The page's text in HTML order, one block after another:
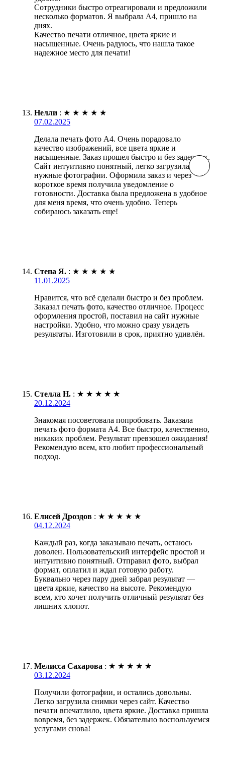
Сотрудники быстро отреагировали и предложили
несколько форматов. Я выбрала А4, пришло на
днях.
Качество печати отличное, цвета яркие и
насыщенные. Очень радуюсь, что нашла такое
надежное место для печати!
Нелли : ★ ★ ★ ★ ★
07.02.2025
Делала печать фото А4. Очень порадовало
качество изображений, все цвета яркие и
насыщенные. Заказ прошел быстро и без задержек.
Сайт интуитивно понятный, легко загрузила
нужные фотографии. Оформила заказ и через
короткое время получила уведомление о
готовности. Доставка была предложена в удобное
для меня время, что очень удобно. Теперь
собираюсь заказать еще!
Степа Я. : ★ ★ ★ ★ ★
11.01.2025
Нравится, что всё сделали быстро и без проблем.
Заказал печать фото, качество отличное. Процесс
оформления простой, поставил на сайт нужные
настройки. Удобно, что можно сразу увидеть
результаты. Изготовили в срок, приятно удивлён.
Стелла Н. : ★ ★ ★ ★ ★
20.12.2024
Знакомая посоветовала попробовать. Заказала
печать фото формата А4. Все быстро, качественно,
никаких проблем. Результат превзошел ожидания!
Рекомендую всем, кто любит профессиональный
подход.
Елисей Дроздов : ★ ★ ★ ★ ★
04.12.2024
Каждый раз, когда заказываю печать, остаюсь
доволен. Пользовательский интерфейс простой и
интуитивно понятный. Отправил фото, выбрал
формат, оплатил и ждал готовую работу.
Буквально через пару дней забрал результат —
цвета яркие, качество на высоте. Рекомендую
всем, кто хочет получить отличный результат без
лишних хлопот.
Мелисса Сахарова : ★ ★ ★ ★ ★
03.12.2024
Получили фотографии, и остались довольны.
Легко загрузила снимки через сайт. Качество
печати впечатлило, цвета яркие. Доставка пришла
вовремя, без задержек. Обязательно воспользуемся
услугами снова!